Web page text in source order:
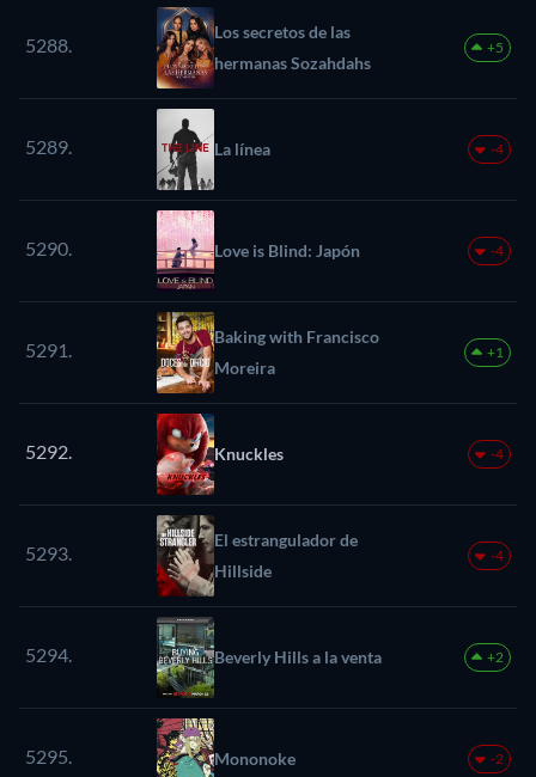
5288.
Los secretos de las
hermanas Sozahdahs
+5
5289. La línea -4
5290. Love is Blind: Japón -4
5291.
Baking with Francisco
Moreira
+1
5292. Knuckles -4
5293.
El estrangulador de
Hillside
-4
5294. Beverly Hills a la venta +2
5295. Mononoke -2